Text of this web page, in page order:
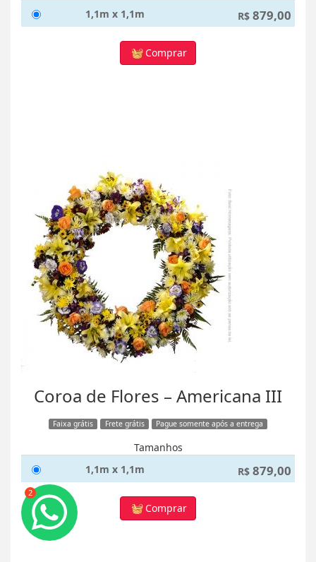
2
1,1m x 1,1m
R$ 879,00
Comprar
Coroa de Flores – Americana III
Faixa grátis Frete grátis Pague somente após a entrega
Tamanhos
1,1m x 1,1m
R$ 879,00
Comprar